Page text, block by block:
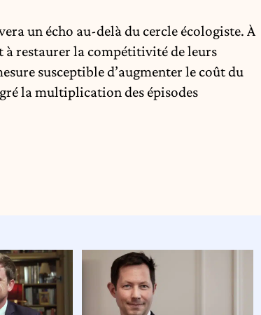
un écho au-delà du cercle écologiste. À
à restaurer la compétitivité de leurs
susceptible d’augmenter le coût du
la multiplication des épisodes